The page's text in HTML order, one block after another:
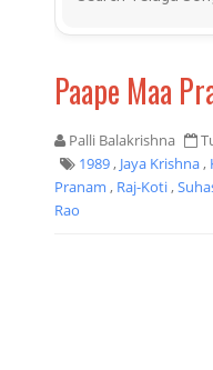
Paape Maa
Palli Balakrishna
1989, Jaya Krishna,
Pranam , Raj-Koti,
Rao